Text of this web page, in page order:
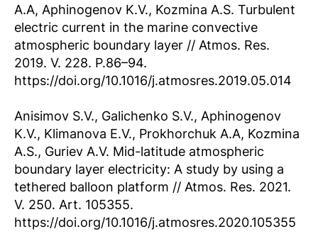
A.A, Aphinogenov K.V., Kozmina A.S. Turbulent
electric current in the marine convective
atmospheric boundary layer // Atmos. Res.
2019. V. 228. P.86–94.
https://doi.org/10.1016/j.atmosres.2019.05.014
Anisimov S.V., Galichenko S.V., Aphinogenov
K.V., Klimanova E.V., Prokhorchuk A.A, Kozmina
A.S., Guriev A.V. Mid-latitude atmospheric
boundary layer electricity: A study by using a
tethered balloon platform // Atmos. Res. 2021.
V. 250. Art. 105355.
https://doi.org/10.1016/j.atmosres.2020.105355